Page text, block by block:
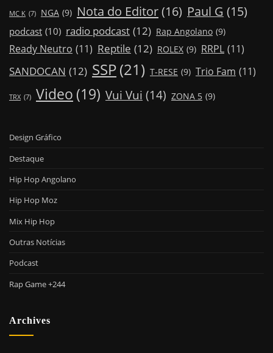
MC K (7) NGA (9) Nota do Editor(16) Paul G (15)
podcast (10) radio podcast (12) Rap Angolano (9)
Ready Neutro (11) Reptile (12) ROLEX (9) RRPL (11)
SANDOCAN (12) SSP(21) T-RESE (9) Trio Fam (11)
TRX (7) Video (19) Vui Vui (14) ZONA 5 (9)
Design Gráfico
Destaque
Hip Hop Angolano
Hip Hop Moz
Mix Hip Hop
Outras Notícias
Podcast
Rap Game +244
Archives